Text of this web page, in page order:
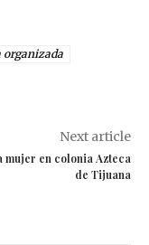
organizada
Next article
mujer en colonia Azteca
de Tijuana